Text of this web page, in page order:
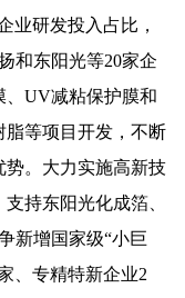
业研发投入占比，
和东阳光等20家企
、UV减粘保护膜和
脂等项目开发，不断
势。大力实施高新技
持东阳光化成箔、
新增国家级“小巨
、专精特新企业2